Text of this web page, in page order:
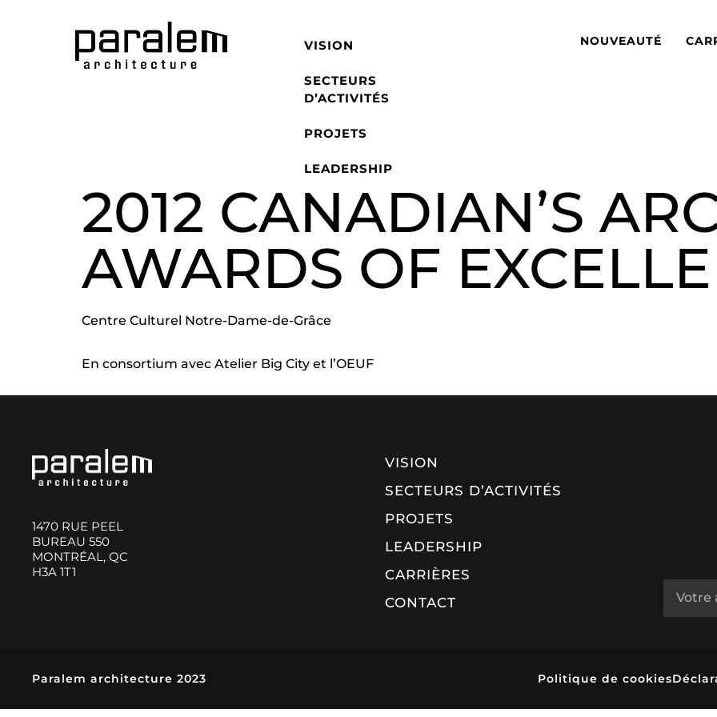
VISION
SECTEURS
D’ACTIVITÉS
PROJETS
LEADERSHIP
NOUVEAUTÉ
2012 CANADIAN’S
AWARDS OF
Centre Culturel Notre-Dame-de-Grâce
En consortium avec Atelier Big City et l’OEUF
1470 RUE PEEL
BUREAU 550
MONTRÉAL, QC
H3A 1T1
VISION
SECTEURS D’ACTIVITÉS
PROJETS
LEADERSHIP
CARRIÈRES
CONTACT
Paralem architecture 2023 Politique de cookies